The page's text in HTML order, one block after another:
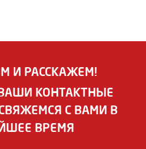
И РАССКАЖЕМ!
КОНТАКТНЫЕ
С ВАМИ В
ВРЕМЯ